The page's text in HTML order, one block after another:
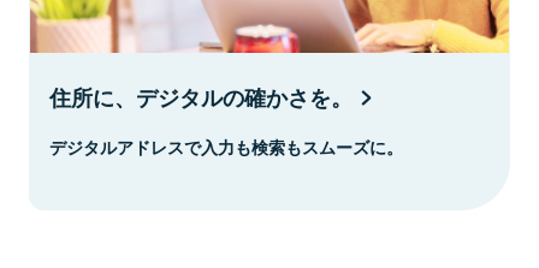
住所に、デジタルの確かさを。
デジタルアドレスで入力も検索もスムーズに。